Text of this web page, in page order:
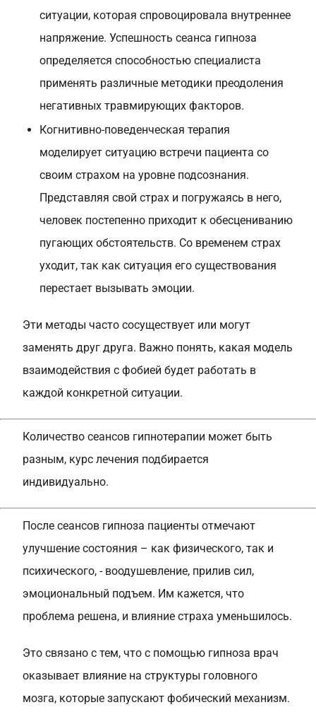
ситуации, которая спровоцировала внутреннее
напряжение. Успешность сеанса гипноза
определяется способностью специалиста
применять различные методики преодоления
негативных травмирующих факторов.
Когнитивно-поведенческая терапия
моделирует ситуацию встречи пациента со
своим страхом на уровне подсознания.
Представляя свой страх и погружаясь в него,
человек постепенно приходит к обесцениванию
пугающих обстоятельств. Со временем страх
уходит, так как ситуация его существования
перестает вызывать эмоции.
Эти методы часто сосуществует или могут
заменять друг друга. Важно понять, какая модель
взаимодействия с фобией будет работать в
каждой конкретной ситуации.
Количество сеансов гипнотерапии может быть
разным, курс лечения подбирается
индивидуально.
После сеансов гипноза пациенты отмечают
улучшение состояния – как физического, так и
психического, - воодушевление, прилив сил,
эмоциональный подъем. Им кажется, что
проблема решена, и влияние страха уменьшилось.
Это связано с тем, что с помощью гипноза врач
оказывает влияние на структуры головного
мозга, которые запускают фобический механизм.